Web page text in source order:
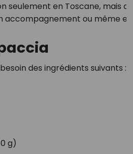
seulement en Toscane, mais
accompagnement ou même
des ingrédients suivants :
g)